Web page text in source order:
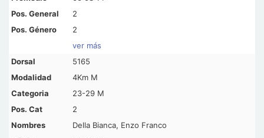
2
2
ver más
5165
4Km M
23-29 M
2
Della Bianca, Enzo Franco